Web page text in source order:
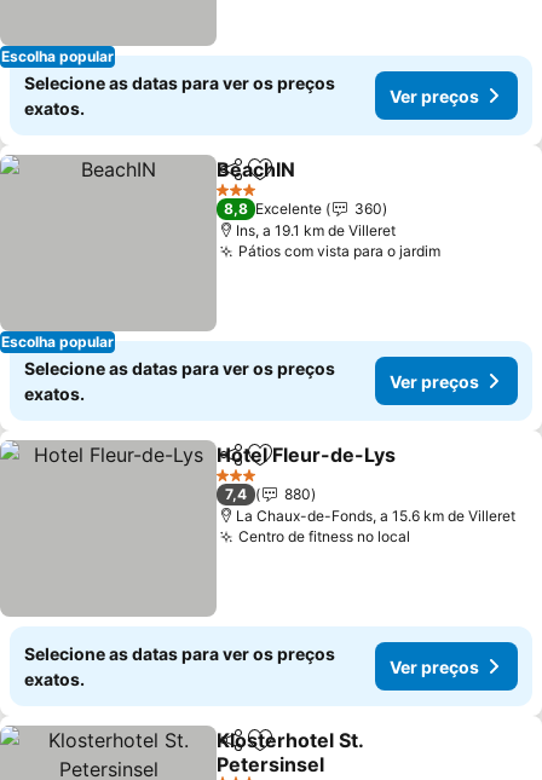
Escolha popular
Selecione as datas para ver os preços
exatos.
Ver preços
Escolha popular
PartilharAdicionar aos favoritos
BeachIN
3 Estrelas
8,8 Excelente
360
Ins, a 19.1 km de Villeret
Pátios com vista para o jardim
Selecione as datas para ver os preços
exatos.
Ver preços
PartilharAdicionar aos favoritos
Hotel Fleur-de-Lys
3 Estrelas
7,4
880
La Chaux-de-Fonds, a 15.6 km de Villeret
Centro de fitness no local
Selecione as datas para ver os preços
exatos.
Ver preços
PartilharAdicionar aos favoritos
Klosterhotel St.
Petersinsel